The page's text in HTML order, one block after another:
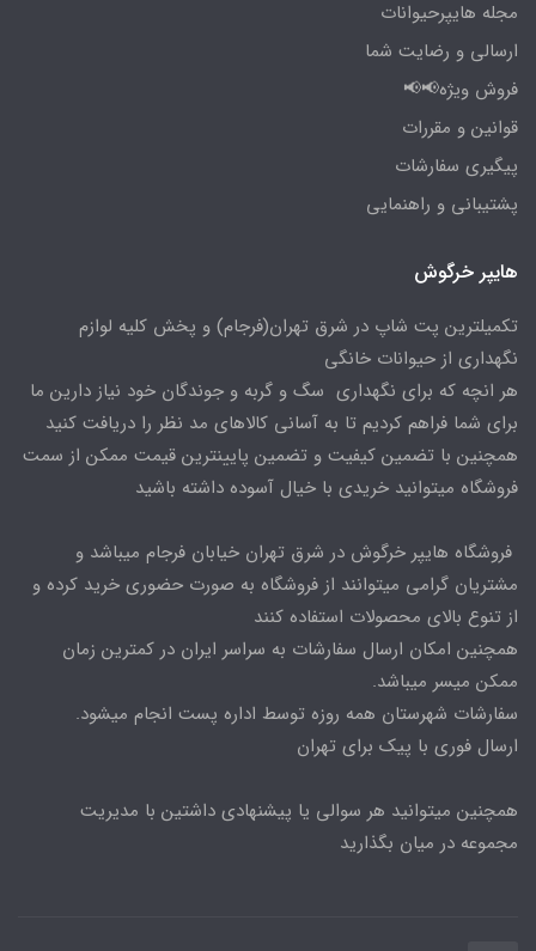
مجله هایپرحیوانات
ارسالی و رضایت شما
فروش ویژه📢📢
قوانین و مقررات
پیگیری سفارشات
پشتیبانی و راهنمایی
هایپر خرگوش
تکمیلترین پت شاپ در شرق تهران(فرجام) و پخش کلیه لوازم
نگهداری از حیوانات خانگی
هر انچه که برای نگهداری سگ و گربه و جوندگان خود نیاز دارین ما
برای شما فراهم کردیم تا به آسانی کالاهای مد نظر را دریافت کنید
همچنین با تضمین کیفیت و تضمین پایینترین قیمت ممکن از سمت
فروشگاه میتوانید خریدی با خیال آسوده داشته باشید
فروشگاه هایپر خرگوش در شرق تهران خیابان فرجام میباشد و
مشتریان گرامی میتوانند از فروشگاه به صورت حضوری خرید کرده و
از تنوع بالای محصولات استفاده کنند
همچنین امکان ارسال سفارشات به سراسر ایران در کمترین زمان
ممکن میسر میباشد.
سفارشات شهرستان همه روزه توسط اداره پست انجام میشود.
ارسال فوری با پیک برای تهران
همچنین میتوانید هر سوالی یا پیشنهادی داشتین با مدیریت
مجموعه در میان بگذارید